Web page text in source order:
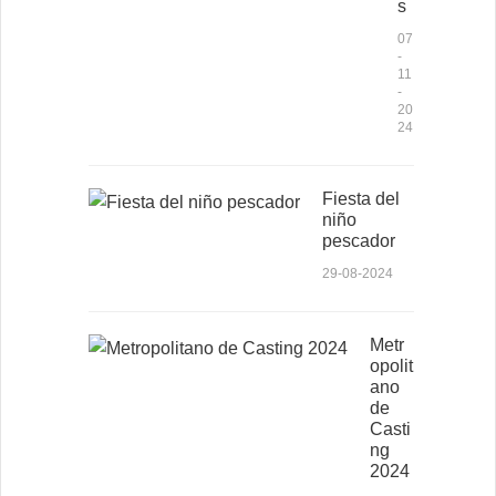
s
07
-
11
-
20
24
Fiesta del
niño
pescador
29-08-2024
Metr
opolit
ano
de
Casti
ng
2024